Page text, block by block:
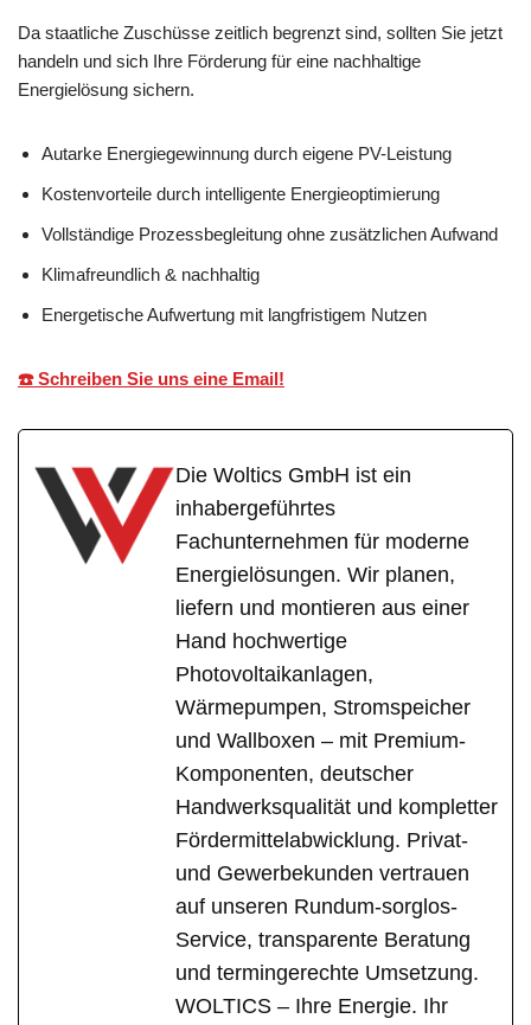
Da staatliche Zuschüsse zeitlich begrenzt sind, sollten Sie jetzt
handeln und sich Ihre Förderung für eine nachhaltige
Energielösung sichern.
Autarke Energiegewinnung durch eigene PV-Leistung
Kostenvorteile durch intelligente Energieoptimierung
Vollständige Prozessbegleitung ohne zusätzlichen Aufwand
Klimafreundlich & nachhaltig
Energetische Aufwertung mit langfristigem Nutzen
☎️ Schreiben Sie uns eine Email!
Die Woltics GmbH ist ein
inhabergeführtes
Fachunternehmen für moderne
Energielösungen. Wir planen,
liefern und montieren aus einer
Hand hochwertige
Photovoltaikanlagen,
Wärmepumpen, Stromspeicher
und Wallboxen – mit Premium-
Komponenten, deutscher
Handwerksqualität und kompletter
Fördermittelabwicklung. Privat-
und Gewerbekunden vertrauen
auf unseren Rundum-sorglos-
Service, transparente Beratung
und termingerechte Umsetzung.
WOLTICS – Ihre Energie. Ihr